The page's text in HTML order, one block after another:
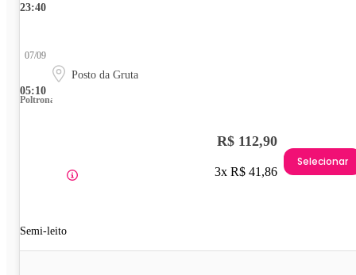
23:40
05:10
07/09
Posto da Gruta
Poltrona
Semi-leito
R$ 112,90
3x R$ 41,86
Selecionar